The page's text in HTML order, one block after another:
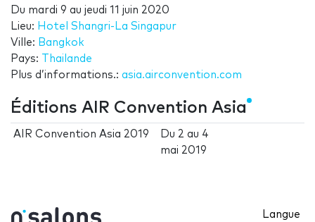
Du mardi 9 au jeudi 11 juin 2020
Lieu: Hotel Shangri-La Singapur
Ville: Bangkok
Pays:
Thailande
Plus d’informations.: asia.airconvention.com
Éditions AIR Convention Asia
AIR Convention Asia 2019 Du 2 au 4
mai 2019
Langue